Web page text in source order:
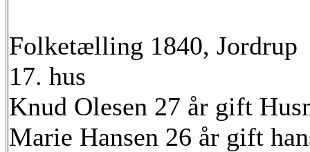
Folketælling 1840, Jordrup
17. hus
Knud Olesen 27 år gift
Marie Hansen 26 år gift